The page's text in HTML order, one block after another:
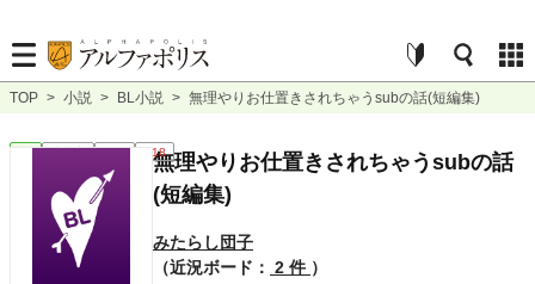
TOP > 小説 > BL小説 > 無理やりお仕置きされちゃうsubの話(短編集)
BL 連載中 短編 R18
無理やりお仕置きされちゃうsubの話
(短編集)
みたらし団子
（近況ボード： 2 件 ）